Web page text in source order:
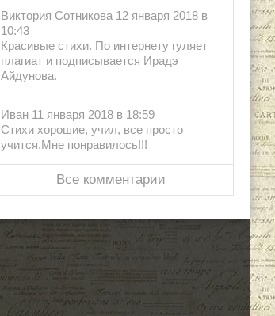
Виктория Сотникова 12 января 2018 в
10:43
Красивые стихи. По интернету гуляет
плагиат и подписывается Ирадэ
Айдунова.
Иван 11 января 2018 в 18:59
Стихи хорошие, учил, все просто
учится.Мне понравилось!!!
Все комментарии